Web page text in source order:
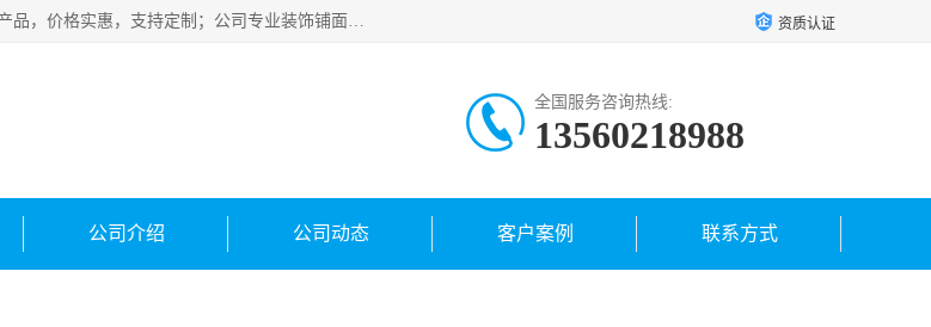
佛山朗鑫装饰工程有限公司主营软膜天花，软膜天花灯箱，卡布灯箱，张拉膜等产品，价格实惠，支持定制；公司专业装饰铺面，家居，会展特装，软膜等工程，技能精良人员，安装快、价格合理，质量保证、热诚与各方有识人士合作，欢迎新老客户来电咨询。 资质认证
全国服务咨询热线:
13560218988
公司介绍 公司动态 客户案例 联系方式